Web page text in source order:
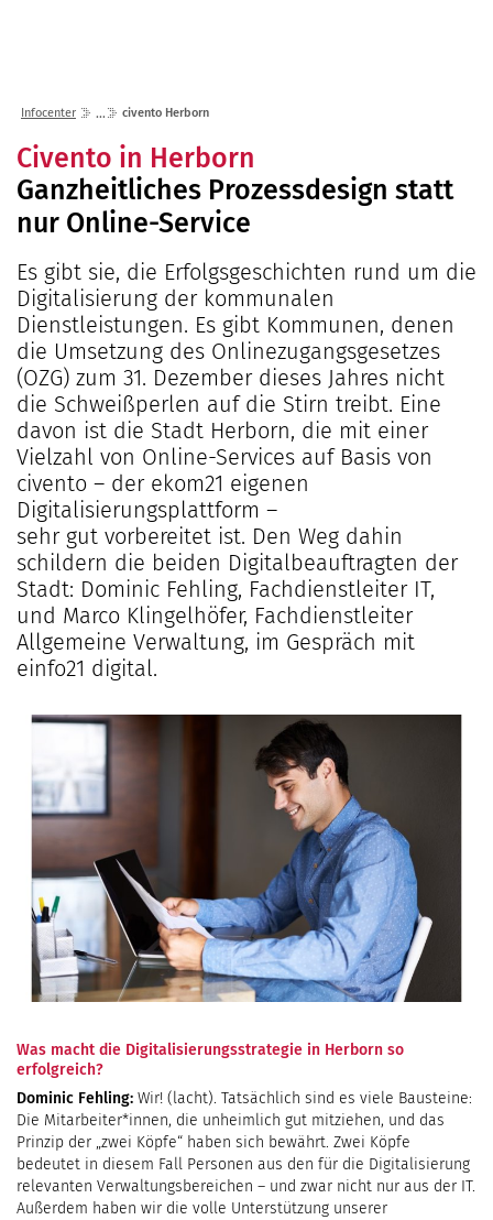
Gremien
Partner
Standorte
Organisation
Über ekom21
Zertifizierungen
Mitgliedschaften
Kontakt
Ansprechpersonen
2025
2021
Mediathek
Presse
Open Door |
Aktuelle Projekte
Breitband
EfA-Leistungen
GigaMaP
Einheitlicher
Hessen
ekom21 als Arbeitgeber
Stellenangebote
Ausbildung
Praktikum
Mitarbeitende über uns
Shop
Infocenter civento Herborn
Civento in Herborn
Ganzheitliches Prozessdesign statt
nur Online-Service
Es gibt sie, die Erfolgsgeschichten rund um die
Digitalisierung der kommunalen
Dienstleistungen. Es gibt Kommunen, denen
die Umsetzung des Onlinezugangsgesetzes
(OZG) zum 31. Dezember dieses Jahres nicht
die Schweißperlen auf die Stirn treibt. Eine
davon ist die Stadt Herborn, die mit einer
Vielzahl von Online-Services auf Basis von
civento – der ekom21 eigenen
Digitalisierungsplattform –
sehr gut vorbereitet ist. Den Weg dahin
schildern die beiden Digitalbeauftragten der
Stadt: Dominic Fehling, Fachdienstleiter IT,
und Marco Klingelhöfer, Fachdienstleiter
Allgemeine Verwaltung, im Gespräch mit
einfo21 digital.
Was macht die Digitalisierungsstrategie in Herborn so
erfolgreich?
Dominic Fehling: Wir! (lacht). Tatsächlich sind es viele Bausteine:
Die Mitarbeiter*innen, die unheimlich gut mitziehen, und das
Prinzip der „zwei Köpfe“ haben sich bewährt. Zwei Köpfe
bedeutet in diesem Fall Personen aus den für die Digitalisierung
relevanten Verwaltungsbereichen – und zwar nicht nur aus der IT.
Außerdem haben wir die volle Unterstützung unserer